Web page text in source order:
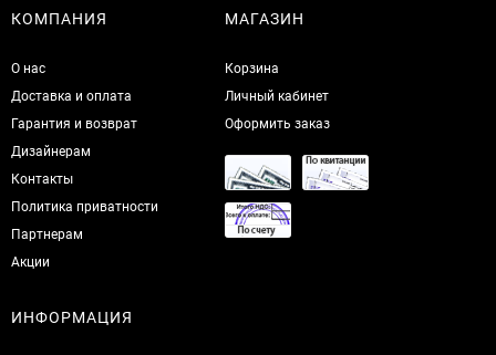
КОМПАНИЯ
О нас
Доставка и оплата
Гарантия и возврат
Дизайнерам
Контакты
Политика приватности
Партнерам
Акции
МАГАЗИН
Корзина
Личный кабинет
Оформить заказ
ИНФОРМАЦИЯ